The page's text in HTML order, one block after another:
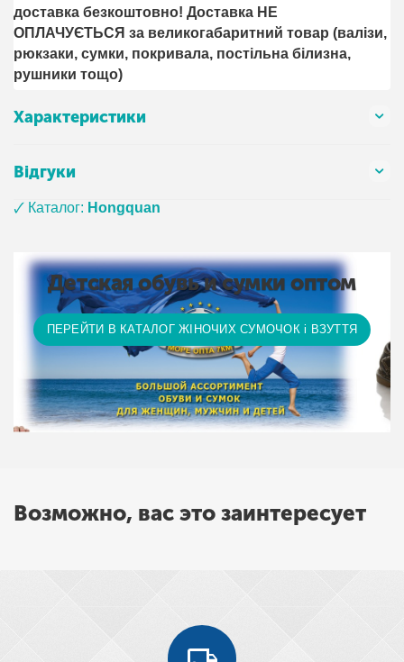
доставка безкоштовно! Доставка НЕ ​​
ОПЛАЧУЄТЬСЯ за великогабаритний товар (валізи,
рюкзаки, сумки, покривала, постільна білизна,
рушники тощо)
Характеристики
Відгуки
🗸 Каталог: Hongquan
Детская обувь и сумки оптом
ПЕРЕЙТИ В КАТАЛОГ ЖІНОЧИХ СУМОЧОК і ВЗУТТЯ
Возможно, вас это заинтересует